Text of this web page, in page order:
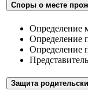
Споры о месте
Определение
Определение
Определение
Защита